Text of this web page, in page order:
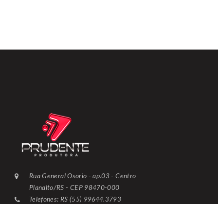
Rua General Osorio - ap.03 - Centro
Planalto/RS - CEP 98470-000
Telefones: RS (55) 99644.3793